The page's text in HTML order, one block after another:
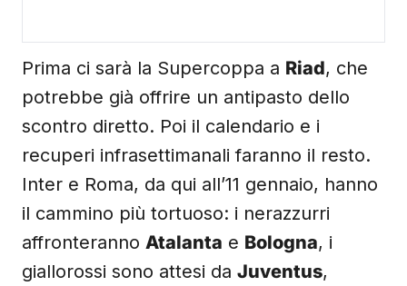
Prima ci sarà la Supercoppa a Riad, che
potrebbe già offrire un antipasto dello
scontro diretto. Poi il calendario e i
recuperi infrasettimanali faranno il resto.
Inter e Roma, da qui all’11 gennaio, hanno
il cammino più tortuoso: i nerazzurri
affronteranno Atalanta e Bologna, i
giallorossi sono attesi da Juventus,